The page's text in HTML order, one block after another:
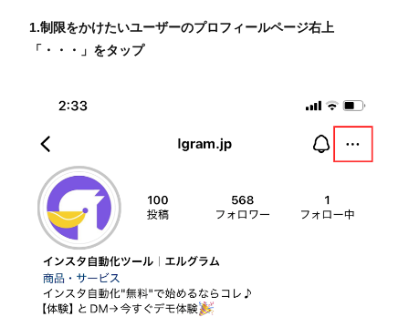
1.制限をかけたいユーザーのプロフィールページ右上
「・・・」をタップ